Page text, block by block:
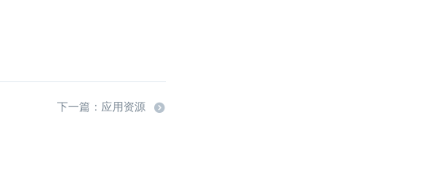
下一篇：应用资源